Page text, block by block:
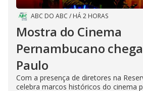
ABC DO ABC / HÁ 2 HORAS
Mostra do Cinema
Pernambucano chega
Paulo
Com a presença de diretores na
celebra marcos históricos do cinema